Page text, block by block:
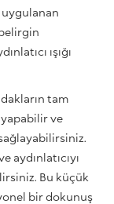
ışığı
tam
yapabilir ve
aydınlatıcıyı
Bu küçük
bir dokunuş